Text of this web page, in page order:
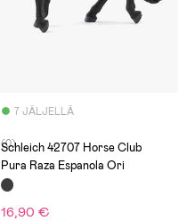
7 JÄLJELLÄ
(0)
Schleich 42707 Horse Club
Pura Raza Espanola Ori
16,90 €